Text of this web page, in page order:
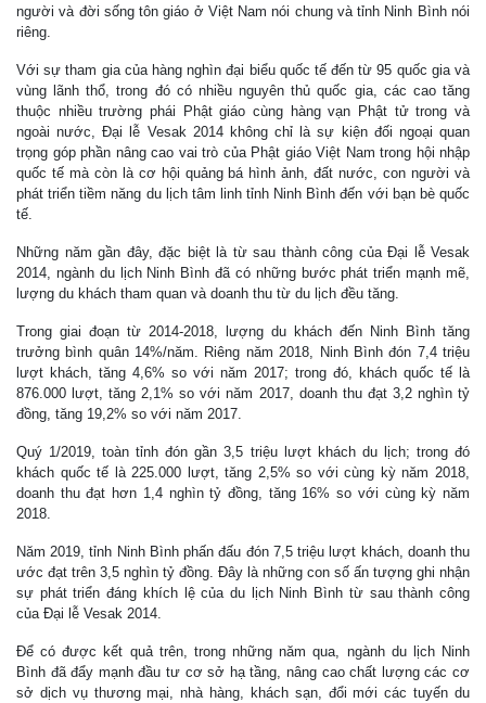
người và đời sống tôn giáo ở Việt Nam nói chung và tỉnh Ninh Bình nói
riêng.
Với sự tham gia của hàng nghìn đại biểu quốc tế đến từ 95 quốc gia và
vùng lãnh thổ, trong đó có nhiều nguyên thủ quốc gia, các cao tăng
thuộc nhiều trường phái Phật giáo cùng hàng vạn Phật tử trong và
ngoài nước, Đại lễ Vesak 2014 không chỉ là sự kiện đối ngoại quan
trọng góp phần nâng cao vai trò của Phật giáo Việt Nam trong hội nhập
quốc tế mà còn là cơ hội quảng bá hình ảnh, đất nước, con người và
phát triển tiềm năng du lịch tâm linh tỉnh Ninh Bình đến với bạn bè quốc
tế.
Những năm gần đây, đặc biệt là từ sau thành công của Đại lễ Vesak
2014, ngành du lịch Ninh Bình đã có những bước phát triển mạnh mẽ,
lượng du khách tham quan và doanh thu từ du lịch đều tăng.
Trong giai đoạn từ 2014-2018, lượng du khách đến Ninh Bình tăng
trưởng bình quân 14%/năm. Riêng năm 2018, Ninh Bình đón 7,4 triệu
lượt khách, tăng 4,6% so với năm 2017; trong đó, khách quốc tế là
876.000 lượt, tăng 2,1% so với năm 2017, doanh thu đạt 3,2 nghìn tỷ
đồng, tăng 19,2% so với năm 2017.
Quý 1/2019, toàn tỉnh đón gần 3,5 triệu lượt khách du lịch; trong đó
khách quốc tế là 225.000 lượt, tăng 2,5% so với cùng kỳ năm 2018,
doanh thu đạt hơn 1,4 nghìn tỷ đồng, tăng 16% so với cùng kỳ năm
2018.
Năm 2019, tỉnh Ninh Bình phấn đấu đón 7,5 triệu lượt khách, doanh thu
ước đạt trên 3,5 nghìn tỷ đồng. Đây là những con số ấn tượng ghi nhận
sự phát triển đáng khích lệ của du lịch Ninh Bình từ sau thành công
của Đại lễ Vesak 2014.
Để có được kết quả trên, trong những năm qua, ngành du lịch Ninh
Bình đã đẩy mạnh đầu tư cơ sở hạ tầng, nâng cao chất lượng các cơ
sở dịch vụ thương mại, nhà hàng, khách sạn, đổi mới các tuyến du